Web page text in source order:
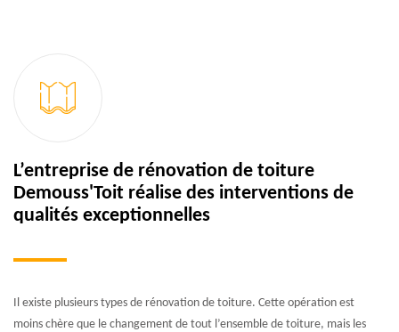
L’entreprise de rénovation de toiture
Demouss'Toit réalise des interventions de
qualités exceptionnelles
Il existe plusieurs types de rénovation de toiture. Cette opération est
moins chère que le changement de tout l’ensemble de toiture, mais les